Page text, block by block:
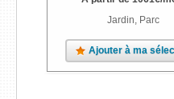
Jardin, Parc
Ajouter à ma